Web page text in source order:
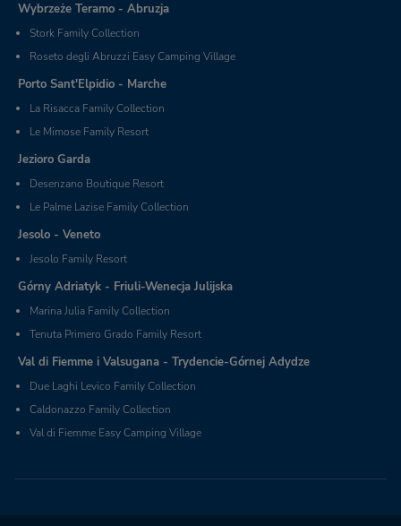
Wybrzeże Teramo - Abruzja
Stork Family Collection
Roseto degli Abruzzi Easy Camping Village
Porto Sant'Elpidio - Marche
La Risacca Family Collection
Le Mimose Family Resort
Jezioro Garda
Desenzano Boutique Resort
Le Palme Lazise Family Collection
Jesolo - Veneto
Jesolo Family Resort
Górny Adriatyk - Friuli-Wenecja Julijska
Marina Julia Family Collection
Tenuta Primero Grado Family Resort
Val di Fiemme i Valsugana - Trydencie-Górnej Adydze
Due Laghi Levico Family Collection
Caldonazzo Family Collection
Val di Fiemme Easy Camping Village